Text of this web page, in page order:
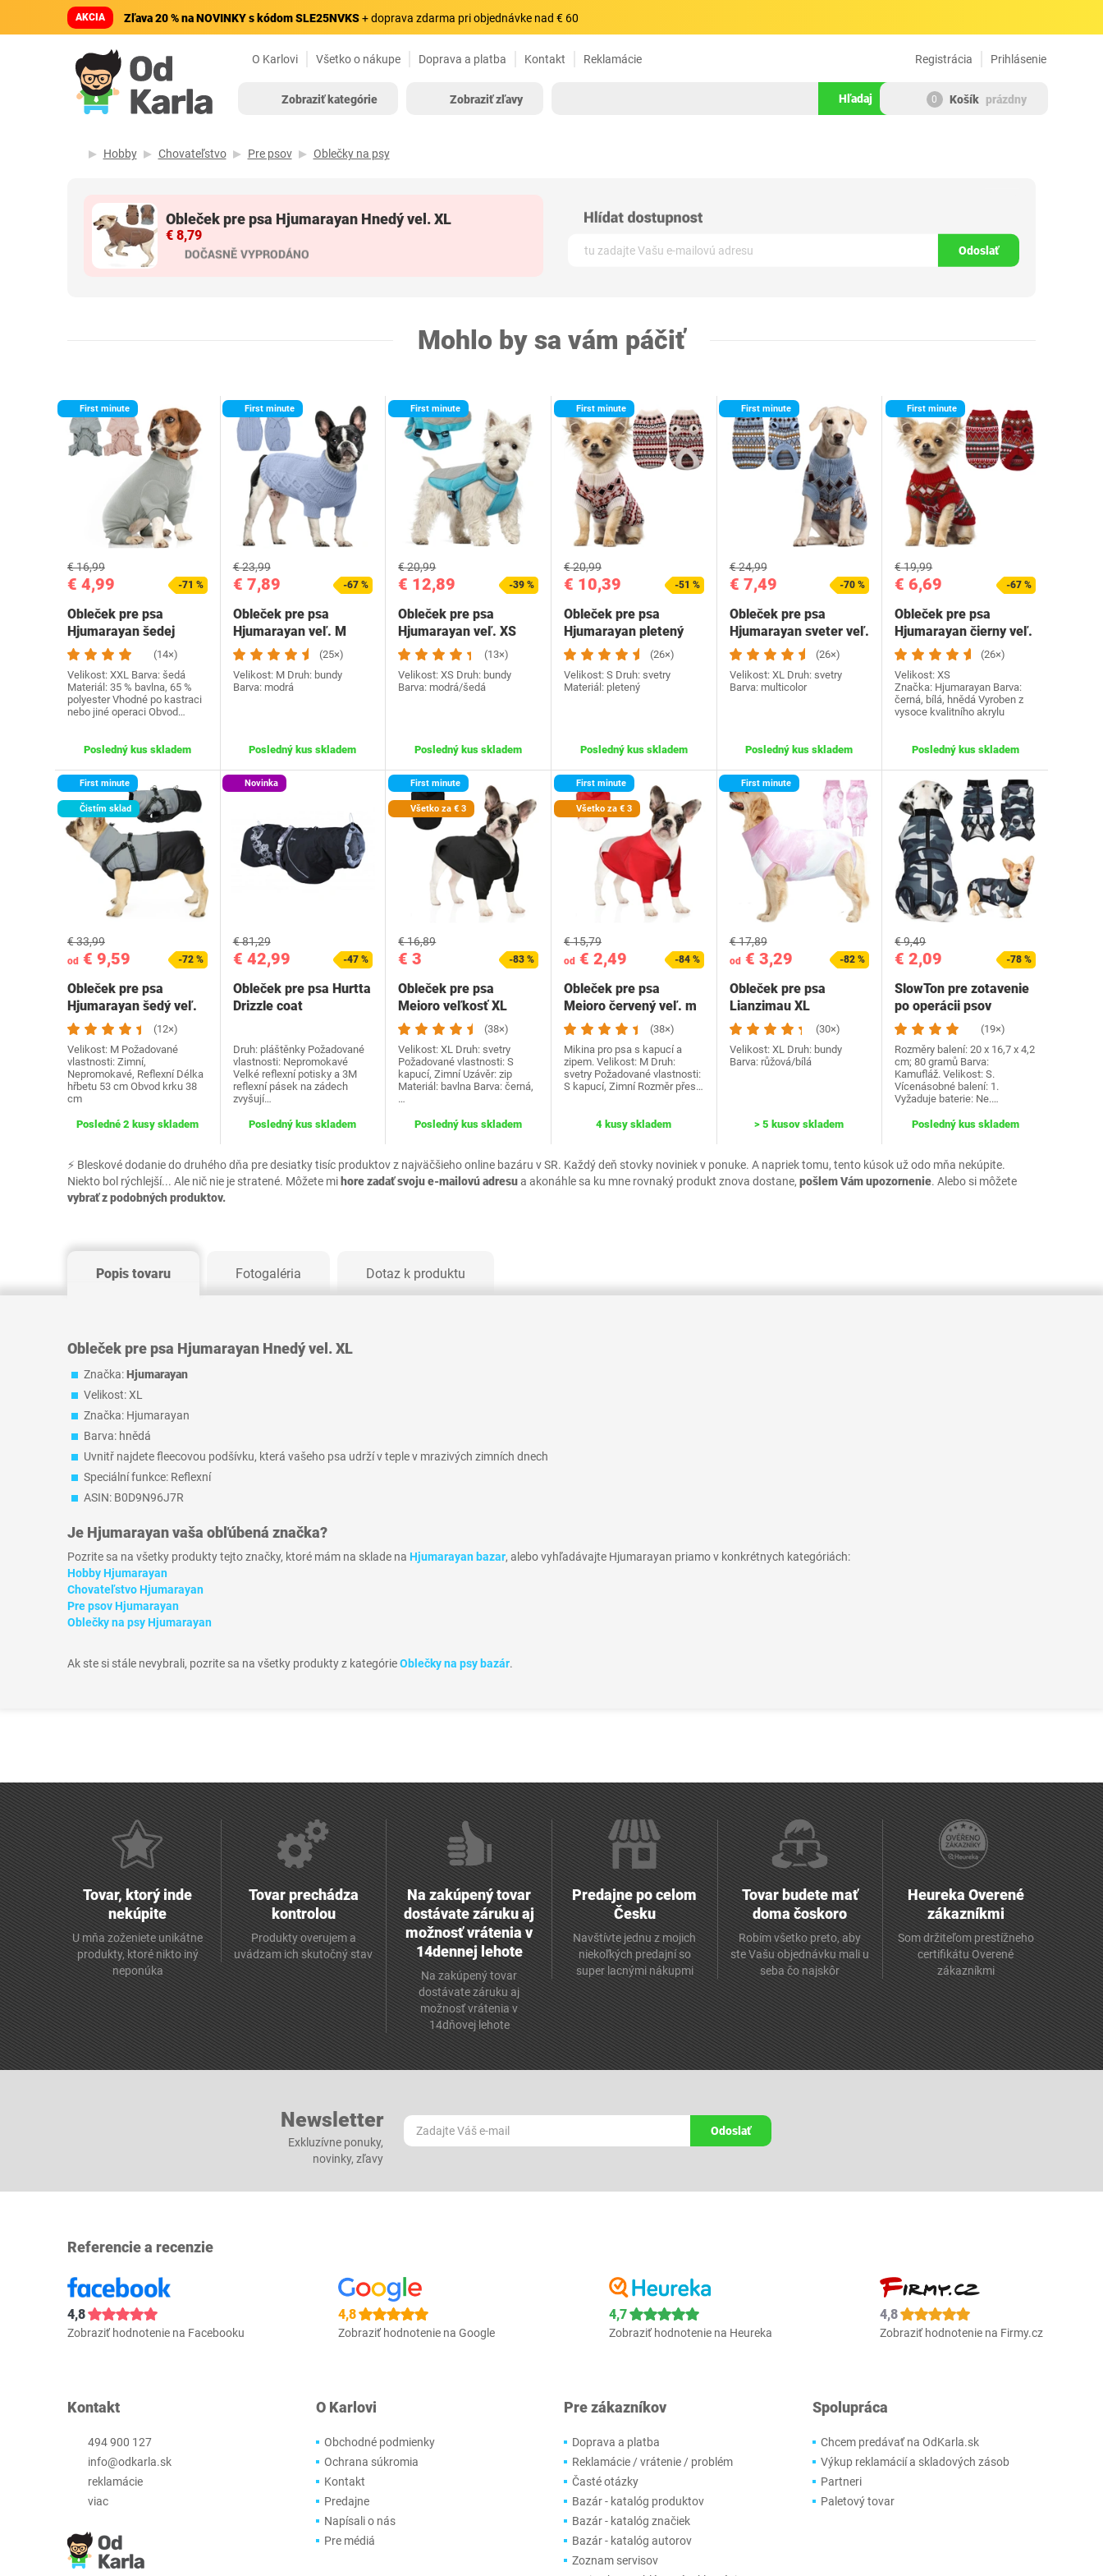
AKCIA Zľava 20 % na NOVINKY s kódom SLE25NVKS+ doprava zdarma pri objednávke nad € 60
O Karlovi Všetko o nákupe Doprava a platba Kontakt Reklamácie Prihlásenie
Registrácia
Zobraziť kategórie Zobraziť zľavy Hľadaj 0 Košík prázdny
Hobby Chovateľstvo Pre psov Oblečky na psy
Obleček pre psa Hjumarayan Hnedý vel. XL
⚡ Bleskové dodanie do druhého dňa pre desiatky tisíc produktov z najväčšieho online bazáru v SR. Každý deň stovky noviniek v ponuke. A napriek tomu, tento kúsok už odo mňa nekúpite.
Niekto bol rýchlejší... Ale nič nie je stratené. Môžete mihore zadať svoju e-mailovú adresua akonáhle sa ku mne rovnaký produkt znova dostane, pošlem Vám upozornenie. Alebo si môžete
vybrať z podobných produktov.
€ 8,79
Odoslať
Mohlo by sa vám páčiť
First minute
€ 4,99
€ 16,99
-71 %
Obleček pre psa
Hjumarayan šedej
farby XXL
(14×)
Velikost: XXL Barva: šedá
Materiál: 35 % bavlna, 65 %
polyester Vhodné po kastraci
nebo jiné operaci Obvod…
Posledný kus skladem
First minute
€ 7,89
€ 23,99
-67 %
Obleček pre psa
Hjumarayan veľ. M
(25×)
Velikost: M Druh: bundy
Barva: modrá
Posledný kus skladem
First minute
€ 12,89
€ 20,99
-39 %
Obleček pre psa
Hjumarayan veľ. XS
modrošedý
(13×)
Velikost: XS Druh: bundy
Barva: modrá/šedá
Posledný kus skladem
First minute
€ 10,39
€ 20,99
-51 %
Obleček pre psa
Hjumarayan pletený
veľ. S
(26×)
Velikost: S Druh: svetry
Materiál: pletený
Posledný kus skladem
First minute
€ 7,49
€ 24,99
-70 %
Obleček pre psa
Hjumarayan sveter veľ.
XL
(26×)
Velikost: XL Druh: svetry
Barva: multicolor
Posledný kus skladem
First minute
€ 6,69
€ 19,99
-67 %
Obleček pre psa
Hjumarayan čierny veľ.
XS
(26×)
Velikost: XS
Značka: Hjumarayan Barva:
černá, bílá, hnědá Vyroben z
vysoce kvalitního akrylu
Posledný kus skladem
First minute
Čistím sklad
od € 9,59
€ 33,99
-72 %
Obleček pre psa
Hjumarayan šedý veľ.
M
(12×)
Velikost: M Požadované
vlastnosti: Zimní,
Nepromokavé, Reflexní Délka
hřbetu 53 cm Obvod krku 38
cm
Posledné 2 kusy skladem
Novinka
€ 42,99
€ 81,29
-47 %
Obleček pre psa Hurtta
Drizzle coat
Druh: pláštěnky Požadované
vlastnosti: Nepromokavé
Velké reflexní potisky a 3M
reflexní pásek na zádech
zvyšují…
Posledný kus skladem
First minute
Všetko za € 3
€ 3
€ 16,89
-83 %
Obleček pre psa
Meioro veľkosť XL
(38×)
Velikost: XL Druh: svetry
Požadované vlastnosti: S
kapucí, Zimní Uzávěr: zip
Materiál: bavlna Barva: černá,
…
Posledný kus skladem
First minute
Všetko za € 3
od€ 2,49
€ 15,79
-84 %
Obleček pre psa
Meioro červený veľ. m
(38×)
Mikina pro psa s kapucí a
zipem. Velikost: M Druh:
svetry Požadované vlastnosti:
S kapucí, Zimní Rozměr přes…
4 kusy skladem
First minute
od€ 3,29
€ 17,89
-82 %
Obleček pre psa
Lianzimau XL
ružovobiely
(30×)
Velikost: XL Druh: bundy
Barva: růžová/bílá
> 5 kusov skladem
€ 2,09
€ 9,49
-78 %
SlowTon pre zotavenie
po operácii psov
(19×)
Rozměry balení: 20 x 16,7 x 4,2
cm; 80 gramů Barva:
Kamufláž. Velikost: S.
Vícenásobné balení: 1.
Vyžaduje baterie: Ne.…
Posledný kus skladem
Popis tovaru Fotogaléria Dotaz k produktu
Obleček pre psa Hjumarayan Hnedý vel. XL
Značka:Hjumarayan
Velikost: XL
Značka: Hjumarayan
Barva: hnědá
Uvnitř najdete fleecovou podšívku, která vašeho psa udrží v teple v mrazivých zimních dnech
Speciální funkce: Reflexní
ASIN: B0D9N96J7R
Je Hjumarayanvaša obľúbená značka?
Pozrite sa na všetky produkty tejto značky, ktoré mám na sklade na Hjumarayan bazar, alebo vyhľadávajte Hjumarayan priamo v konkrétnych kategóriách:
Hobby Hjumarayan
Chovateľstvo Hjumarayan
Pre psov Hjumarayan
Oblečky na psy Hjumarayan
Ak ste si stále nevybrali, pozrite sa na všetky produkty z kategórieOblečky na psy bazár.
Tovar, ktorý inde
nekúpite
U mňa zoženiete unikátne
produkty, ktoré nikto iný
neponúka
Tovar prechádza
kontrolou
Produkty overujem a
uvádzam ich skutočný stav
Na zakúpený tovar
dostávate záruku aj
možnosť vrátenia v
14dennej lehote
Na zakúpený tovar
dostávate záruku aj
možnosť vrátenia v
14dňovej lehote
Predajne po celom
Česku
Navštívte jednu z mojich
niekoľkých predajní so
super lacnými nákupmi
Tovar budete mať
doma čoskoro
Robím všetko preto, aby
ste Vašu objednávku mali u
seba čo najskôr
Heureka Overené
zákazníkmi
Som držiteľom prestížneho
certifikátu Overené
zákazníkmi
Newsletter
Exkluzívne ponuky,
novinky, zľavy
Odoslať
Referencie a recenzie
4,8
Zobraziť hodnotenie na Facebooku
4,8
Zobraziť hodnotenie na Google
4,7
Zobraziť hodnotenie na Heureka
4,8
Zobraziť hodnotenie na Firmy.cz
Kontakt
494 900 127
info@odkarla.sk
reklamácie
viac
O Karlovi
Obchodné podmienky
Ochrana súkromia
Kontakt
Predajne
Napísali o nás
Pre médiá
Pre zákazníkov
Doprava a platba
Reklamácie / vrátenie / problém
Časté otázky
Bazár - katalóg produktov
Bazár - katalóg značiek
Bazár - katalóg autorov
Zoznam servisov
Spolupráca
Chcem predávať na OdKarla.sk
Výkup reklamácií a skladových zásob
Partneri
Paletový tovar